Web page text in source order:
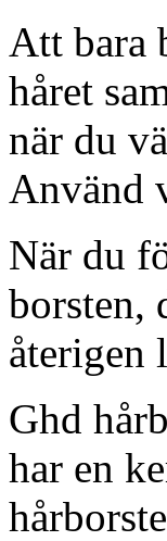
Att bara
håret
när du
Använd
När du
borsten,
återigen
Ghd
har en